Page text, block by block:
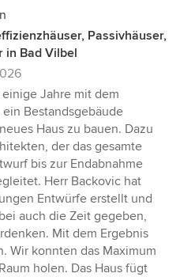
Passivhäuser,
in Bad Vilbel
Jahre mit dem
Bestandsgebäude
Haus zu bauen. Dazu
der das gesamte
bis zur Endabnahme
Herr Backovic hat
Entwürfe erstellt und
auch die Zeit gegeben,
Mit dem Ergebnis
Wir konnten das Maximum
holen. Das Haus fügt